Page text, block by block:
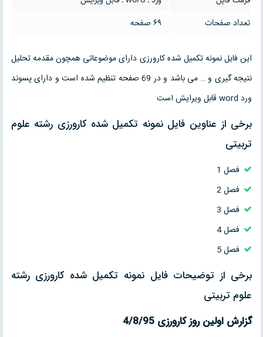
تعداد صفحات
69 صفحه
این فایل نمونه تکمیل شده کارورزی دارای موضوعاتی همچون مقدمه تحلیل
نتیجه گیری و .. می باشد و در 69 صفحه تنظیم شده است و دارای پسوند
ورد word قابل ویرایش است
برخی از عناوین فایل نمونه تکمیل شده کارورزی رشته علوم
تربیتی
فصل 1
فصل 2
فصل 3
فصل 4
فصل 5
برخی از توضیحات فایل نمونه تکمیل شده کارورزی رشته
علوم تربیتی
گزارش اولین روز کارورزی 4/8/95